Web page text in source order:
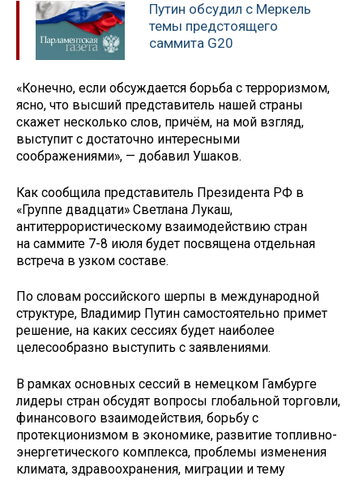
Путин обсудил с Меркель
темы предстоящего
саммита G20
«Конечно, если обсуждается борьба с терроризмом,
ясно, что высший представитель нашей страны
скажет несколько слов, причём, на мой взгляд,
выступит с достаточно интересными
соображениями», — добавил Ушаков.
Как сообщила представитель Президента РФ в
«Группе двадцати» Светлана Лукаш,
антитеррористическому взаимодействию стран
на саммите 7-8 июля будет посвящена отдельная
встреча в узком составе.
По словам российского шерпы в международной
структуре, Владимир Путин самостоятельно примет
решение, на каких сессиях будет наиболее
целесообразно выступить с заявлениями.
В рамках основных сессий в немецком Гамбурге
лидеры стран обсудят вопросы глобальной торговли,
финансового взаимодействия, борьбу с
протекционизмом в экономике, развитие топливно-
энергетического комплекса, проблемы изменения
климата, здравоохранения, миграции и тему